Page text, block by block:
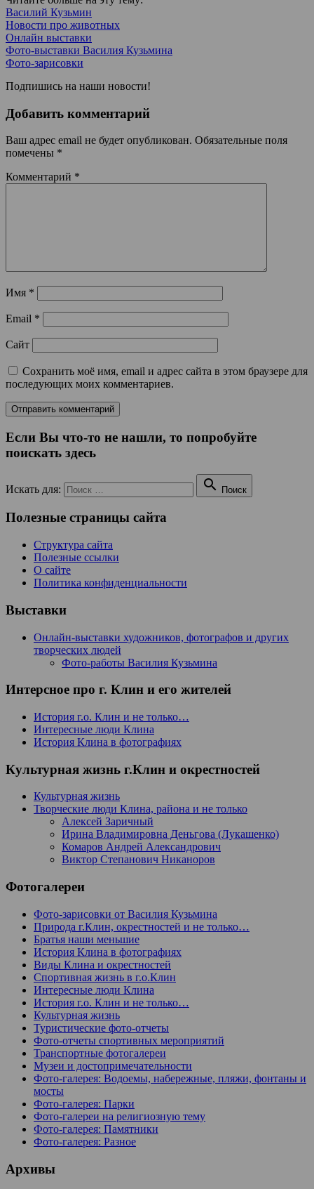
Василий Кузьмин
Новости про животных
Онлайн выставки
Фото-выставки Василия Кузьмина
Фото-зарисовки
Подпишись на наши новости!
Добавить комментарий
Ваш адрес email не будет опубликован. Обязательные поля
помечены *
Комментарий *
Имя *
Email *
Сайт
Сохранить моё имя, email и адрес сайта в этом браузере для
последующих моих комментариев.
Если Вы что-то не нашли, то попробуйте
поискать здесь
Искать для:  Поиск
Полезные страницы сайта
Структура сайта
Полезные ссылки
О сайте
Политика конфиденциальности
Выставки
Онлайн-выставки художников, фотографов и других
творческих людей
Фото-работы Василия Кузьмина
Интерсное про г. Клин и его жителей
История г.о. Клин и не только…
Интересные люди Клина
История Клина в фотографиях
Культурная жизнь г.Клин и окрестностей
Культурная жизнь
Творческие люди Клина, района и не только
Алексей Заричный
Ирина Владимировна Деньгова (Лукашенко)
Комаров Андрей Александрович
Виктор Степанович Никаноров
Фотогалереи
Фото-зарисовки от Василия Кузьмина
Природа г.Клин, окрестностей и не только…
Братья наши меньшие
История Клина в фотографиях
Виды Клина и окрестностей
Спортивная жизнь в г.о.Клин
Интересные люди Клина
История г.о. Клин и не только…
Культурная жизнь
Туристические фото-отчеты
Фото-отчеты спортивных мероприятий
Транспортные фотогалереи
Музеи и достопримечательности
Фото-галерея: Водоемы, набережные, пляжи, фонтаны и
мосты
Фото-галерея: Парки
Фото-галереи на религиозную тему
Фото-галерея: Памятники
Фото-галерея: Разное
Архивы